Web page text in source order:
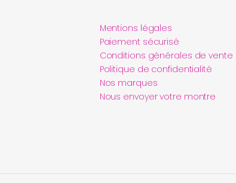
Mentions légales
Paiement sécurisé
Conditions générales de vente
Politique de confidentialité
Nos marques
Nous envoyer votre montre